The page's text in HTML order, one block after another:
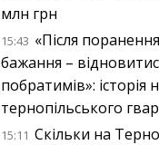
млн грн
15:43 «Після
бажання –
побратимів»: історія
тернопільського
15:11 Скільки на